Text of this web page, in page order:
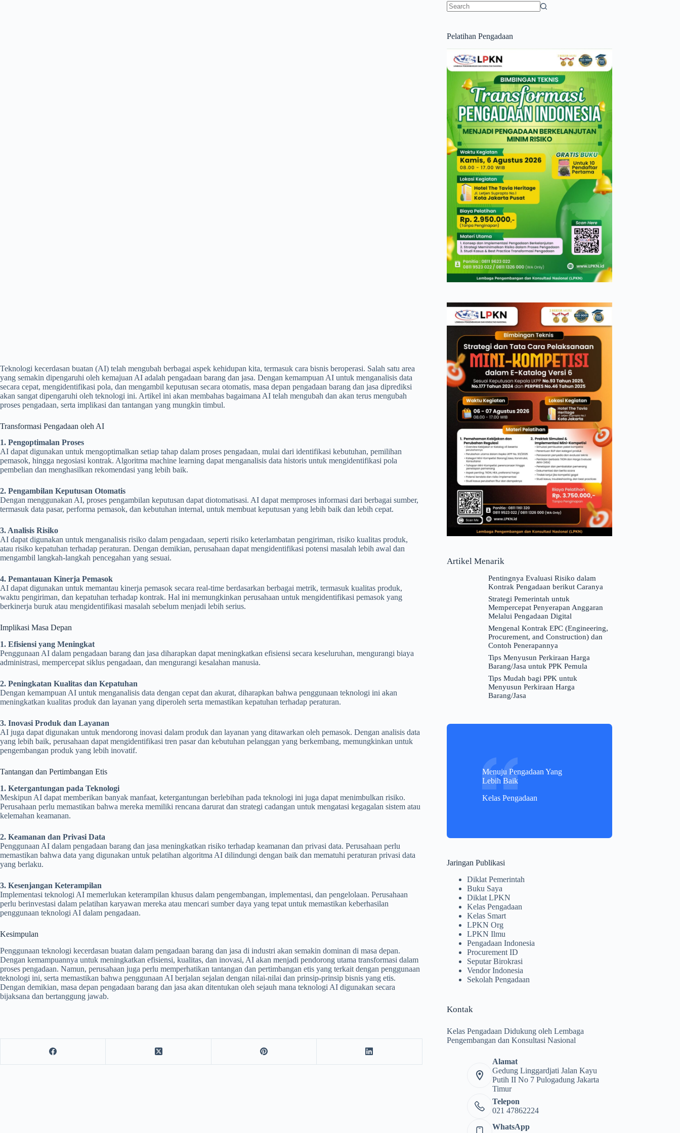
Teknologi kecerdasan buatan (AI) telah mengubah berbagai aspek kehidupan kita, termasuk cara bisnis beroperasi. Salah satu area
yang semakin dipengaruhi oleh kemajuan AI adalah pengadaan barang dan jasa. Dengan kemampuan AI untuk menganalisis data
secara cepat, mengidentifikasi pola, dan mengambil keputusan secara otomatis, masa depan pengadaan barang dan jasa diprediksi
akan sangat dipengaruhi oleh teknologi ini. Artikel ini akan membahas bagaimana AI telah mengubah dan akan terus mengubah
proses pengadaan, serta implikasi dan tantangan yang mungkin timbul.
Transformasi Pengadaan oleh AI
1. Pengoptimalan Proses
AI dapat digunakan untuk mengoptimalkan setiap tahap dalam proses pengadaan, mulai dari identifikasi kebutuhan, pemilihan
pemasok, hingga negosiasi kontrak. Algoritma machine learning dapat menganalisis data historis untuk mengidentifikasi pola
pembelian dan menghasilkan rekomendasi yang lebih baik.
2. Pengambilan Keputusan Otomatis
Dengan menggunakan AI, proses pengambilan keputusan dapat diotomatisasi. AI dapat memproses informasi dari berbagai sumber,
termasuk data pasar, performa pemasok, dan kebutuhan internal, untuk membuat keputusan yang lebih baik dan lebih cepat.
3. Analisis Risiko
AI dapat digunakan untuk menganalisis risiko dalam pengadaan, seperti risiko keterlambatan pengiriman, risiko kualitas produk,
atau risiko kepatuhan terhadap peraturan. Dengan demikian, perusahaan dapat mengidentifikasi potensi masalah lebih awal dan
mengambil langkah-langkah pencegahan yang sesuai.
4. Pemantauan Kinerja Pemasok
AI dapat digunakan untuk memantau kinerja pemasok secara real-time berdasarkan berbagai metrik, termasuk kualitas produk,
waktu pengiriman, dan kepatuhan terhadap kontrak. Hal ini memungkinkan perusahaan untuk mengidentifikasi pemasok yang
berkinerja buruk atau mengidentifikasi masalah sebelum menjadi lebih serius.
Implikasi Masa Depan
1. Efisiensi yang Meningkat
Penggunaan AI dalam pengadaan barang dan jasa diharapkan dapat meningkatkan efisiensi secara keseluruhan, mengurangi biaya
administrasi, mempercepat siklus pengadaan, dan mengurangi kesalahan manusia.
2. Peningkatan Kualitas dan Kepatuhan
Dengan kemampuan AI untuk menganalisis data dengan cepat dan akurat, diharapkan bahwa penggunaan teknologi ini akan
meningkatkan kualitas produk dan layanan yang diperoleh serta memastikan kepatuhan terhadap peraturan.
3. Inovasi Produk dan Layanan
AI juga dapat digunakan untuk mendorong inovasi dalam produk dan layanan yang ditawarkan oleh pemasok. Dengan analisis data
yang lebih baik, perusahaan dapat mengidentifikasi tren pasar dan kebutuhan pelanggan yang berkembang, memungkinkan untuk
pengembangan produk yang lebih inovatif.
Tantangan dan Pertimbangan Etis
1. Ketergantungan pada Teknologi
Meskipun AI dapat memberikan banyak manfaat, ketergantungan berlebihan pada teknologi ini juga dapat menimbulkan risiko.
Perusahaan perlu memastikan bahwa mereka memiliki rencana darurat dan strategi cadangan untuk mengatasi kegagalan sistem atau
kelemahan keamanan.
2. Keamanan dan Privasi Data
Penggunaan AI dalam pengadaan barang dan jasa meningkatkan risiko terhadap keamanan dan privasi data. Perusahaan perlu
memastikan bahwa data yang digunakan untuk pelatihan algoritma AI dilindungi dengan baik dan mematuhi peraturan privasi data
yang berlaku.
3. Kesenjangan Keterampilan
Implementasi teknologi AI memerlukan keterampilan khusus dalam pengembangan, implementasi, dan pengelolaan. Perusahaan
perlu berinvestasi dalam pelatihan karyawan mereka atau mencari sumber daya yang tepat untuk memastikan keberhasilan
penggunaan teknologi AI dalam pengadaan.
Kesimpulan
Penggunaan teknologi kecerdasan buatan dalam pengadaan barang dan jasa di industri akan semakin dominan di masa depan.
Dengan kemampuannya untuk meningkatkan efisiensi, kualitas, dan inovasi, AI akan menjadi pendorong utama transformasi dalam
proses pengadaan. Namun, perusahaan juga perlu memperhatikan tantangan dan pertimbangan etis yang terkait dengan penggunaan
teknologi ini, serta memastikan bahwa penggunaan AI berjalan sejalan dengan nilai-nilai dan prinsip-prinsip bisnis yang etis.
Dengan demikian, masa depan pengadaan barang dan jasa akan ditentukan oleh sejauh mana teknologi AI digunakan secara
bijaksana dan bertanggung jawab.
Pelatihan Pengadaan
Artikel Menarik
Pentingnya Evaluasi Risiko dalam
Kontrak Pengadaan berikut Caranya
Strategi Pemerintah untuk
Mempercepat Penyerapan Anggaran
Melalui Pengadaan Digital
Mengenal Kontrak EPC (Engineering,
Procurement, and Construction) dan
Contoh Penerapannya
Tips Menyusun Perkiraan Harga
Barang/Jasa untuk PPK Pemula
Tips Mudah bagi PPK untuk
Menyusun Perkiraan Harga
Barang/Jasa
Menuju Pengadaan Yang
Lebih Baik
Kelas Pengadaan
Jaringan Publikasi
Diklat Pemerintah
Buku Saya
Diklat LPKN
Kelas Pengadaan
Kelas Smart
LPKN Org
LPKN Ilmu
Pengadaan Indonesia
Procurement ID
Seputar Birokrasi
Vendor Indonesia
Sekolah Pengadaan
Kontak
Kelas Pengadaan Didukung oleh Lembaga
Pengembangan dan Konsultasi Nasional
Alamat
Gedung Linggardjati Jalan Kayu
Putih II No 7 Pulogadung Jakarta
Timur
Telepon
021 47862224
WhatsApp